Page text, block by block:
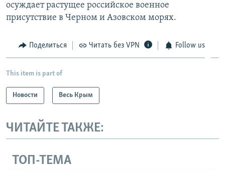
осуждает растущее российское военное
присутствие в Черном и Азовском морях.​
Поделиться Читать без VPN Follow us
This item is part of
Новости Весь Крым
ЧИТАЙТЕ ТАКЖЕ:
ТОП-ТЕМА